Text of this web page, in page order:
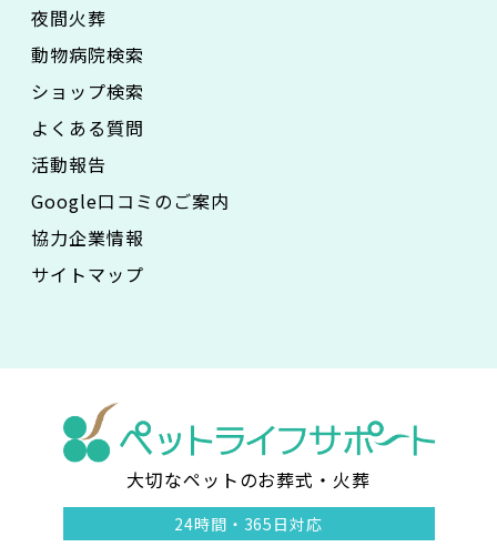
夜間火葬
動物病院検索
ショップ検索
よくある質問
活動報告
Google口コミのご案内
協力企業情報
サイトマップ
ッ
大切なペットのお葬式・火葬
24時間・ 365日対応